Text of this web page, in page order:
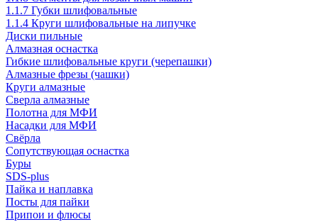
1.1.7 Губки шлифовальные
1.1.4 Круги шлифовальные на липучке
Диски пильные
Алмазная оснастка
Гибкие шлифовальные круги (черепашки)
Алмазные фрезы (чашки)
Круги алмазные
Сверла алмазные
Полотна для МФИ
Насадки для МФИ
Свёрла
Сопутствующая оснастка
Буры
SDS-plus
Пайка и наплавка
Посты для пайки
Припои и флюсы